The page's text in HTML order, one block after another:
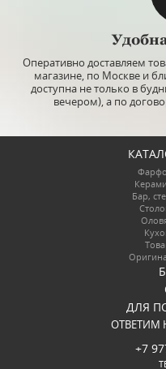
Оперативно доставляем
магазине, по Москве и
доступна не только в
вечером), а по
Бар,
ДЛЯ
ОТВЕТИМ
+7